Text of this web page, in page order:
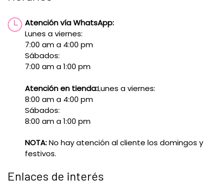
Atención vía WhatsApp:
Lunes a viernes:
7:00 am a 4:00 pm
Sábados:
7:00 am a 1:00 pm
Atención en tienda:Lunes a viernes:
8:00 am a 4:00 pm
Sábados:
8:00 am a 1:00 pm
NOTA:No hay atención al cliente los domingos y
festivos.
Enlaces de interés